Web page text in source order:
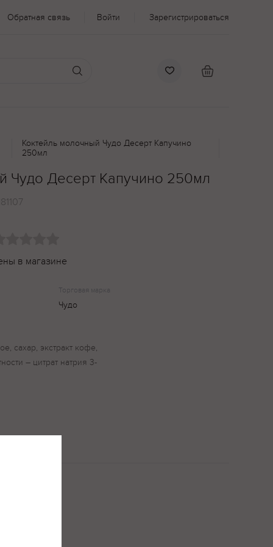
Обратная связь Войти Зарегистрироваться
Коктейль молочный Чудо Десерт Капучино
250мл
Чудо Десерт Капучино 250мл
181107
в магазине
Торговая марка
Чудо
сахар, экстракт кофе,
– цитрат натрия 3-